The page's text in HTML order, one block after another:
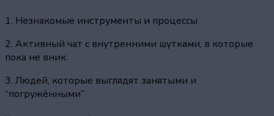
1. Незнакомые инструменты и процессы
2. Активный чат с внутренними шутками, в которые
пока не вник
3. Людей, которые выглядят занятыми и
“погружёнными”